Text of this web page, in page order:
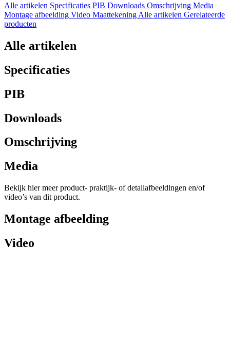
Alle artikelen Specificaties PIB Downloads Omschrijving Media
Montage afbeelding Video Maattekening Alle artikelen Gerelateerde
producten
Alle artikelen
Specificaties
PIB
Downloads
Omschrijving
Media
Bekijk hier meer product- praktijk- of detailafbeeldingen en/of
video’s van dit product.
Montage afbeelding
Video